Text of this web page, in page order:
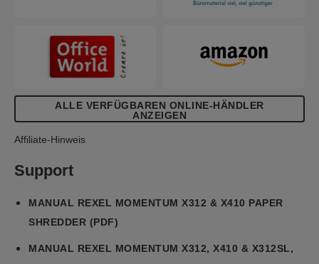
ALLE VERFÜGBAREN ONLINE-HÄNDLER
ANZEIGEN
Affiliate-Hinweis
Support
MANUAL REXEL MOMENTUM X312 & X410 PAPER
SHREDDER (PDF)
MANUAL REXEL MOMENTUM X312, X410 & X312SL,